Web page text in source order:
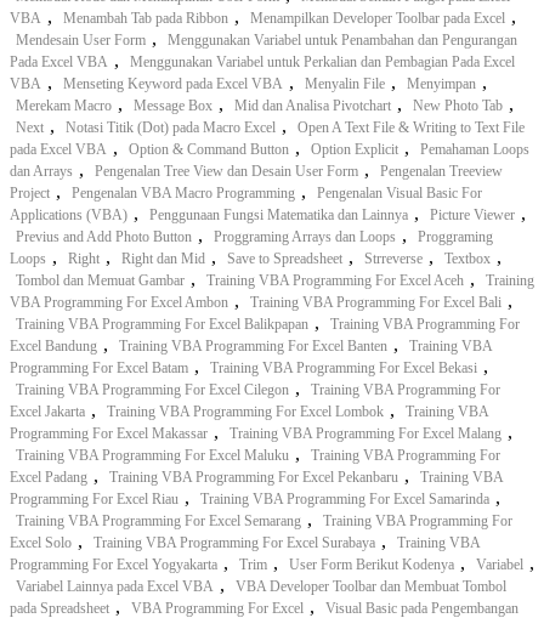
VBA , Menambah Tab pada Ribbon , Menampilkan Developer Toolbar pada Excel ,
Mendesain User Form ,
Menggunakan Variabel untuk Penambahan dan Pengurangan
Pada Excel VBA ,
Menggunakan Variabel untuk Perkalian dan Pembagian Pada Excel
VBA , Menseting Keyword pada Excel VBA , Menyalin File , Menyimpan ,
Merekam Macro , Message Box , Mid dan Analisa Pivotchart , New Photo Tab ,
Next , Notasi Titik (Dot) pada Macro Excel ,
Open A Text File & Writing to Text File
pada Excel VBA , Option & Command Button , Option Explicit ,
Pemahaman Loops
dan Arrays , Pengenalan Tree View dan Desain User Form ,
Pengenalan Treeview
Project , Pengenalan VBA Macro Programming ,
Pengenalan Visual Basic For
Applications (VBA) , Penggunaan Fungsi Matematika dan Lainnya , Picture Viewer ,
Previus and Add Photo Button , Proggraming Arrays dan Loops ,
Proggraming
Loops , Right , Right dan Mid , Save to Spreadsheet , Strreverse , Textbox ,
Tombol dan Memuat Gambar , Training VBA Programming For Excel Aceh ,
Training
VBA Programming For Excel Ambon , Training VBA Programming For Excel Bali ,
Training VBA Programming For Excel Balikpapan ,
Training VBA Programming For
Excel Bandung , Training VBA Programming For Excel Banten ,
Training VBA
Programming For Excel Batam , Training VBA Programming For Excel Bekasi ,
Training VBA Programming For Excel Cilegon ,
Training VBA Programming For
Excel Jakarta , Training VBA Programming For Excel Lombok ,
Training VBA
Programming For Excel Makassar , Training VBA Programming For Excel Malang ,
Training VBA Programming For Excel Maluku ,
Training VBA Programming For
Excel Padang , Training VBA Programming For Excel Pekanbaru ,
Training VBA
Programming For Excel Riau , Training VBA Programming For Excel Samarinda ,
Training VBA Programming For Excel Semarang ,
Training VBA Programming For
Excel Solo , Training VBA Programming For Excel Surabaya ,
Training VBA
Programming For Excel Yogyakarta , Trim , User Form Berikut Kodenya , Variabel ,
Variabel Lainnya pada Excel VBA ,
VBA Developer Toolbar dan Membuat Tombol
pada Spreadsheet , VBA Programming For Excel ,
Visual Basic pada Pengembangan